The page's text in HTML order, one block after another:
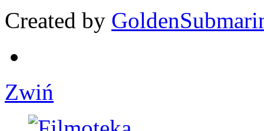
Created by
Zwiń